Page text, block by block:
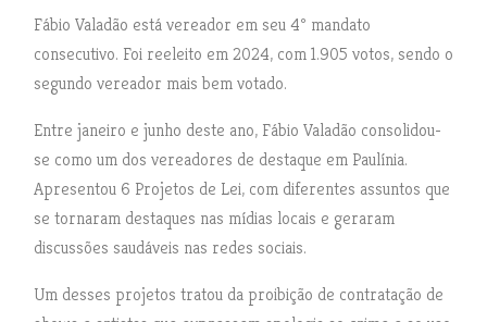
Fábio Valadão está vereador em seu 4º mandato
consecutivo. Foi reeleito em 2024, com 1.905 votos, sendo o
segundo vereador mais bem votado.
Entre janeiro e junho deste ano, Fábio Valadão consolidou-
se como um dos vereadores de destaque em Paulínia.
Apresentou 6 Projetos de Lei, com diferentes assuntos que
se tornaram destaques nas mídias locais e geraram
discussões saudáveis nas redes sociais.
Um desses projetos tratou da proibição de contratação de